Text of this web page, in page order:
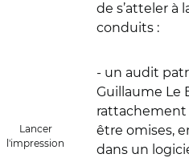
Lancer
l'impression
de s’atteler à
conduits :
- un audit
Guillaume Le
rattachement
être omises,
dans un